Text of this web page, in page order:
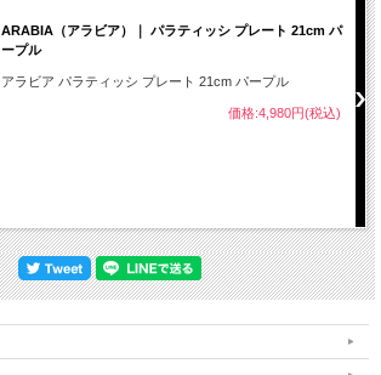
ARABIA（アラビア）｜ パラティッシ プレート 21cm パ
ープル
アラビア パラティッシ プレート 21cm パープル
価格:4,980円(税込)